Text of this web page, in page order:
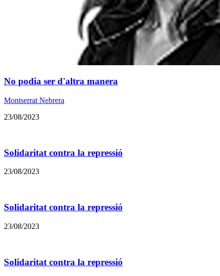
No podia ser d'altra manera
Montserrat Nebrera
23/08/2023
Solidaritat contra la repressió
23/08/2023
Solidaritat contra la repressió
23/08/2023
Solidaritat contra la repressió